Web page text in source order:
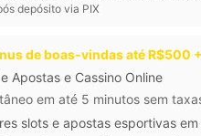
depósito via PIX
de boas-vindas até R$500
Apostas e Cassino Online
em até 5 minutos sem
slots e apostas esportivas